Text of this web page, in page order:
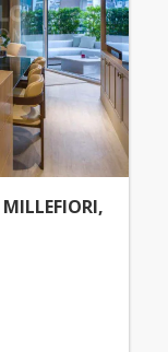
MILLEFIORI,